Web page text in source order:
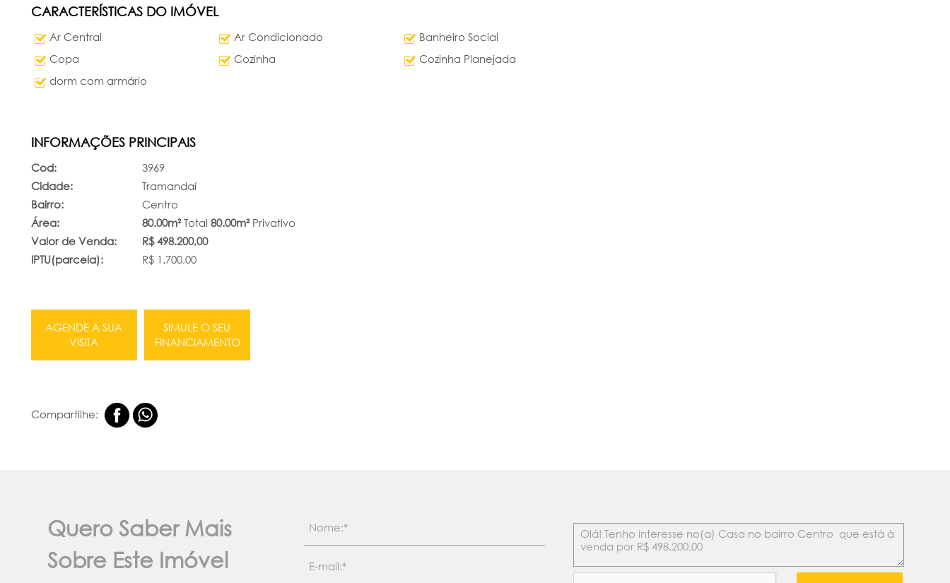
CARACTERÍSTICAS DO IMÓVEL
Ar Central Ar Condicionado
Banheiro Social
Copa
Cozinha
Cozinha Planejada
dorm com armário
INFORMAÇÕES PRINCIPAIS
Cod:
3969
Cidade:
Tramandaí
Bairro:
Centro
Área:
80.00m²Total 80.00m²Privativo
Valor de Venda:
R$ 498.200,00
IPTU(parcela):
R$ 1.700,00
AGENDE A SUA
VISITA
SIMULE O SEU
FINANCIAMENTO
Compartilhe:
Quero Saber Mais
Sobre Este Imóvel